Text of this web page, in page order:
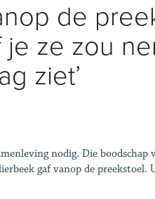
de
je ze zou
ziet’
nodig. Die boodschap
gaf vanop de preekstoel.